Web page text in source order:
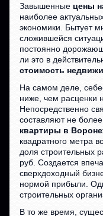
Завышенные цены
наиболее
экономики. Бытует
сложившейся
постоянно
ли это в
стоимость
На самом деле,
ниже, чем расценки
Непосредственно
составляют не
квартиры в
квадратного метра
доля строительных
руб. Создается
сверхдоходный
нормой прибыли.
строительных
В то же время,